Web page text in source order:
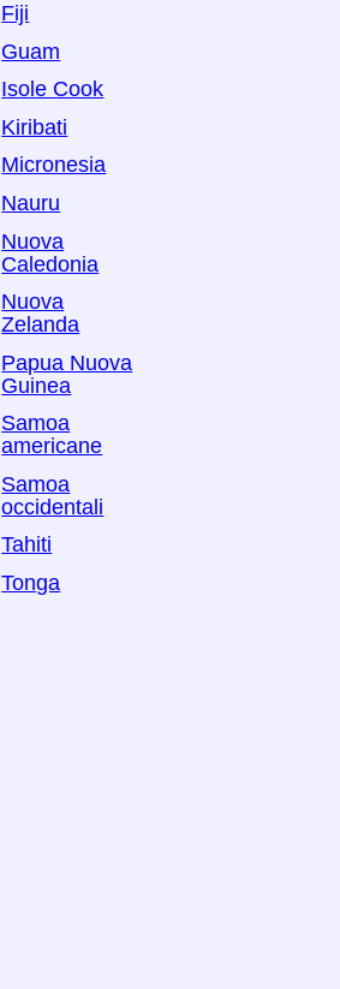
Fiji
Guam
Isole Cook
Kiribati
Micronesia
Nauru
Nuova
Caledonia
Nuova
Zelanda
Papua Nuova
Guinea
Samoa
americane
Samoa
occidentali
Tahiti
Tonga